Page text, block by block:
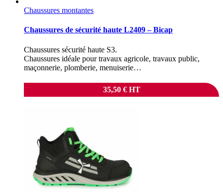
Chaussures montantes
Chaussures de sécurité haute L2409 – Bicap
Chaussures sécurité haute S3.
Chaussures idéale pour travaux agricole, travaux public,
maçonnerie, plomberie, menuiserie…
35,50 €HT